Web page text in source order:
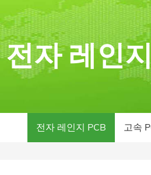
전자 레인
전자 레인지 PCB 고속